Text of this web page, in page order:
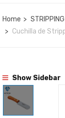
Home
STRIPPING
Cuchilla de
Show Sidebar